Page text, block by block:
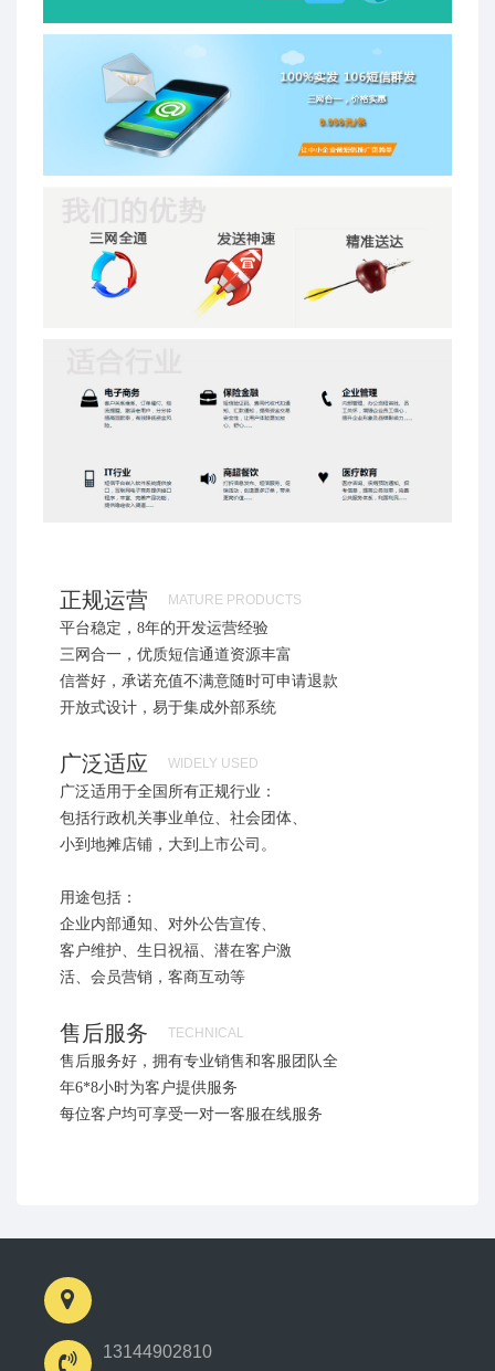
正规运营 MATURE PRODUCTS
平台稳定，8年的开发运营经验
三网合一，优质短信通道资源丰富
信誉好，承诺充值不满意随时可申请退款
开放式设计，易于集成外部系统
广泛适应 WIDELY USED
广泛适用于全国所有正规行业：
包括行政机关事业单位、社会团体、
小到地摊店铺，大到上市公司。
用途包括：
企业内部通知、对外公告宣传、
客户维护、生日祝福、潜在客户激
活、会员营销，客商互动等
售后服务
TECHNICAL
SUPPORT
售后服务好，拥有专业销售和客服团队全
年6*8小时为客户提供服务
每位客户均可享受一对一客服在线服务
13144902810